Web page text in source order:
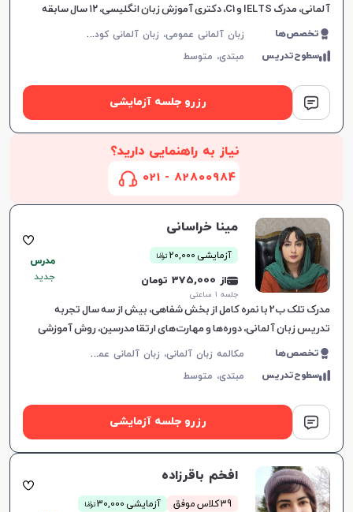
آلمانی، مدرک IELTS و C1، دکتری آموزش زبان انگلیسی، ۱۲ سال سابقه
تدریس زبان‌های انگلیسی، آلمانی و ترکی
تخصص‌ها ز
بان آلمانی عمومی، زبان آلمانی کودکان، DSH، TestDaF، ÖSD، Goethe، مکالمه زبان آلمانی
سطوح‌تدریس مبتدی، متوسط
رزرو جلسه آزمایشی
نیاز به راهنمایی دارید؟
82800984 - 021
مینا خراسانی
آزمایشی 20,000 توما
ن
از 375,000 تومان
جلسه ۱ ساعتی
مدرس
جدید
مدرک تلک ب2 با نمره کامل از بخش شفاهی، بیش از سه سال تجربه
تدریس زبان آلمانی، دوره‌ها و مهارت‌های ارتقا مدرسین، روش آموزشی
مبتنی بر نیازهای فردی زبان‌آموزان.
تخصص‌ها م
کالمه زبان آلمانی، زبان آلمانی عمومی
سطوح‌تدریس مبتدی، متوسط
رزرو جلسه آزمایشی
افخم باقرزاده
39 کلاس موفق آزمایشی 30,000 توما
ن